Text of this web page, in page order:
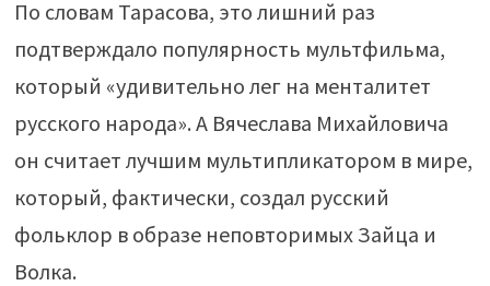
По словам Тарасова, это лишний раз
подтверждало популярность мультфильма,
который «удивительно лег на менталитет
русского народа». А Вячеслава Михайловича
он считает лучшим мультипликатором в мире,
который, фактически, создал русский
фольклор в образе неповторимых Зайца и
Волка.